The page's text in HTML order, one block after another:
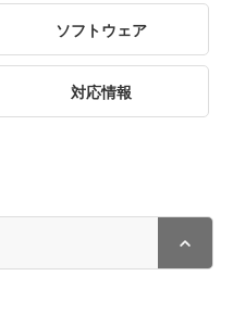
ソフトウェア
対応情報